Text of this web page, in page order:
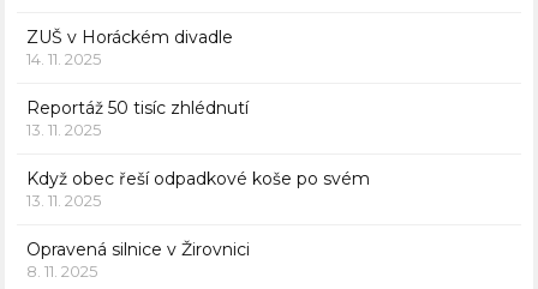
ZUŠ v Horáckém divadle
14. 11. 2025
Reportáž 50 tisíc zhlédnutí
13. 11. 2025
Když obec řeší odpadkové koše po svém
13. 11. 2025
Opravená silnice v Žirovnici
8. 11. 2025